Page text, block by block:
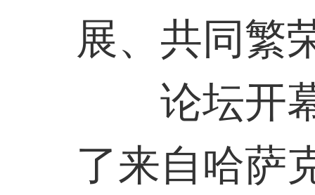
展、共同繁
论坛开幕
了来自哈萨